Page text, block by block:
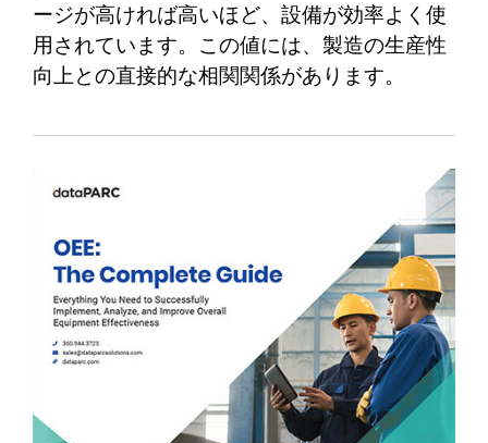
ージが高ければ高いほど、設備が効率よく使
用されています。この値には、製造の生産性
向上との直接的な相関関係があります。